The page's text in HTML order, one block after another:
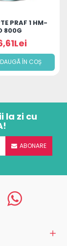
PRAF 1 HM-
800G
ÎN COȘ
la zi cu
ABONARE